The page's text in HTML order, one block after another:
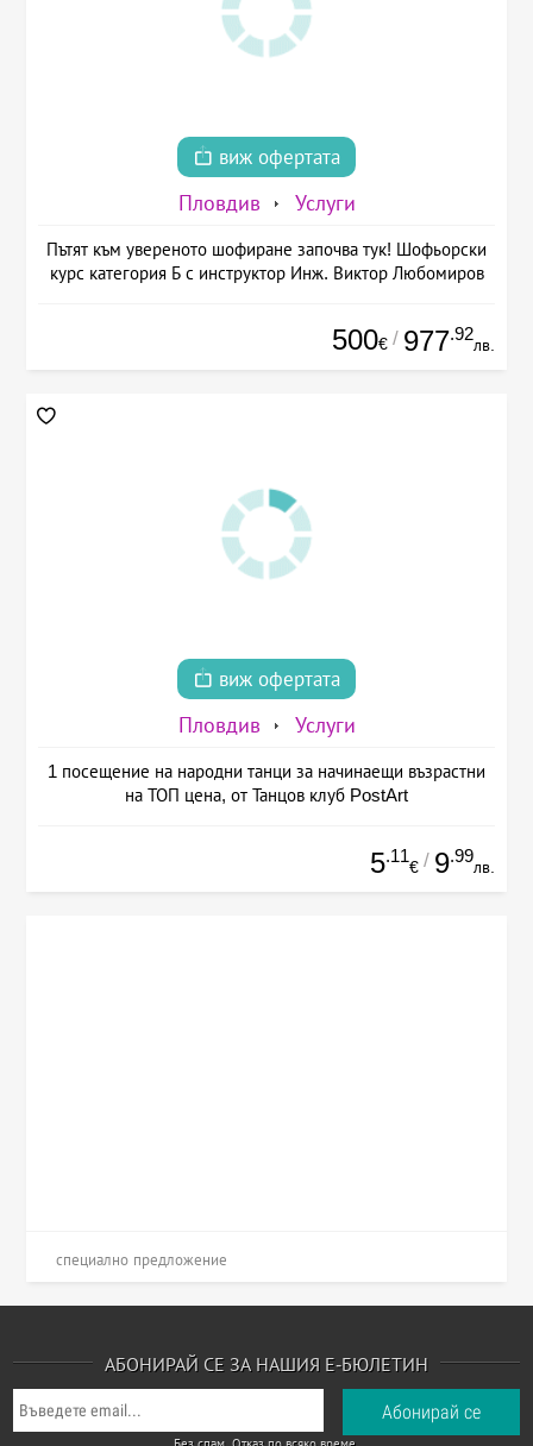
виж офертата
Пловдив Услуги
Пътят към увереното шофиране започва тук! Шофьорски
курс категория Б с инструктор Инж. Виктор Любомиров
500€ / 977.92
лв.
виж офертата
Пловдив Услуги
1 посещение на народни танци за начинаещи възрастни
на ТОП цена, от Танцов клуб PostArt
5.11
€ / 9.99
лв.
специално предложение
АБОНИРАЙ СЕ ЗА НАШИЯ Е-БЮЛЕТИН